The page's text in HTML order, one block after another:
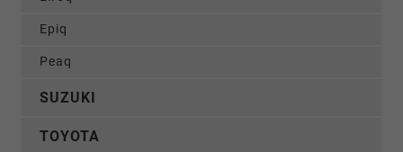
Epiq
Peaq
SUZUKI
TOYOTA